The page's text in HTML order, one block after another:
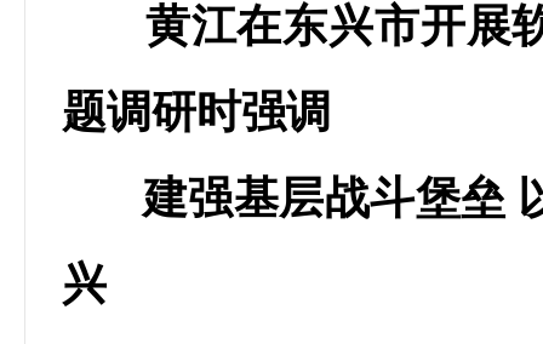
黄江在东兴市开展软
题调研时强调
建强基层战斗堡垒
兴